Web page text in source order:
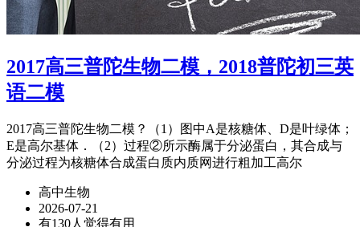
2017高三普陀生物二模，2018普陀初三英
语二模
2017高三普陀生物二模？（1）图中A是核糖体、D是叶绿体；
E是高尔基体．（2）过程②所示酶属于分泌蛋白，其合成与
分泌过程为核糖体合成蛋白质内质网进行粗加工高尔
高中生物
2026-07-21
有130人觉得有用